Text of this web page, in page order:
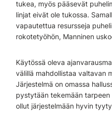
tukea, myös pääsevät
linjat eivät ole tukossa.
vapautettua resursseja
rokotetyöhön, Manninen
Käytössä oleva
välillä mahdollistaa valtavan
Järjestelmä on omassa
pystytään tekemään
ollut järjestelmään hyvin